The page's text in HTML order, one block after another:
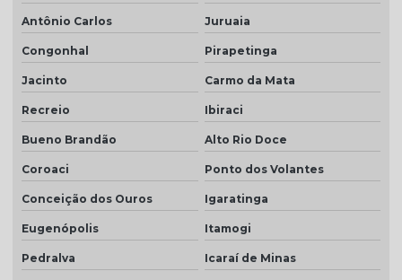
Antônio Carlos Juruaia
Congonhal Pirapetinga
Jacinto Carmo da Mata
Recreio Ibiraci
Bueno Brandão Alto Rio Doce
Coroaci Ponto dos Volantes
Conceição dos Ouros Igaratinga
Eugenópolis Itamogi
Pedralva Icaraí de Minas